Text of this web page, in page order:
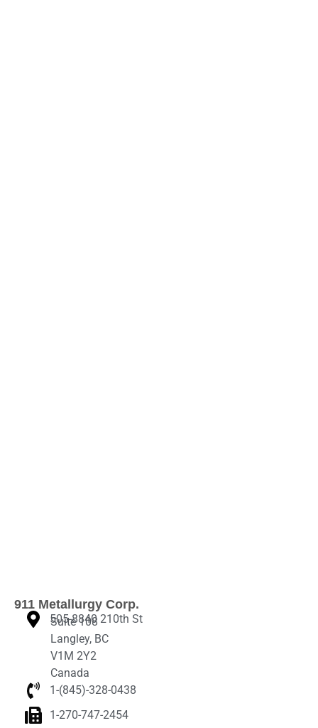
911 Metallurgy Corp.
505-8840 210th St
Suite 108
Langley, BC
V1M 2Y2
Canada
1-(845)-328-0438‬
1-270-747-2454